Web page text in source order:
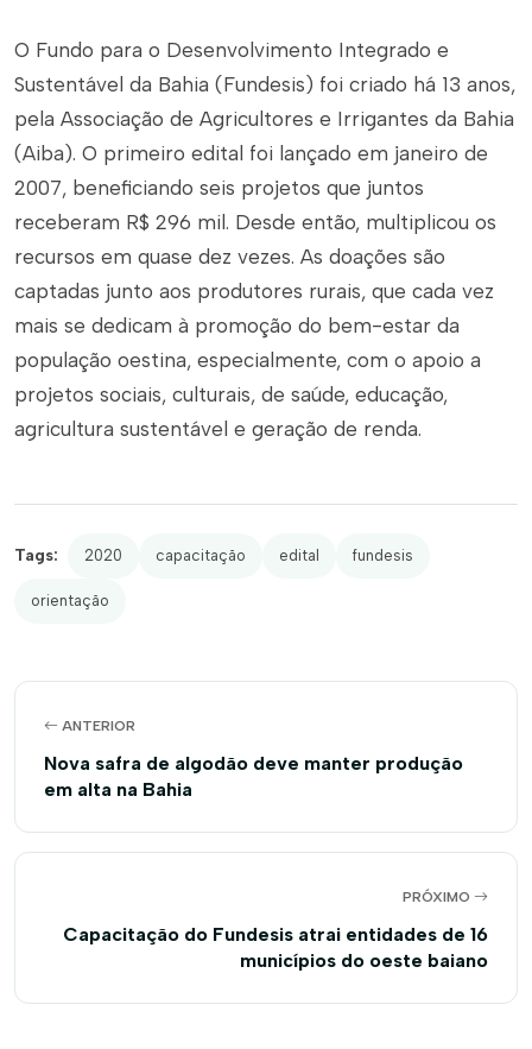
O Fundo para o Desenvolvimento Integrado e
Sustentável da Bahia (Fundesis) foi criado há 13 anos,
pela Associação de Agricultores e Irrigantes da Bahia
(Aiba). O primeiro edital foi lançado em janeiro de
2007, beneficiando seis projetos que juntos
receberam R$ 296 mil. Desde então, multiplicou os
recursos em quase dez vezes. As doações são
captadas junto aos produtores rurais, que cada vez
mais se dedicam à promoção do bem-estar da
população oestina, especialmente, com o apoio a
projetos sociais, culturais, de saúde, educação,
agricultura sustentável e geração de renda.
Tags: 2020 capacitação edital fundesis
orientação
ANTERIOR
Nova safra de algodão deve manter produção
em alta na Bahia
PRÓXIMO
Capacitação do Fundesis atrai entidades de 16
municípios do oeste baiano